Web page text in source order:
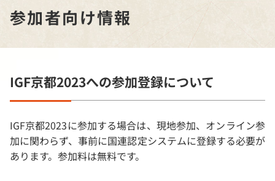
参加者向け情報
IGF京都2023への参加登録について
IGF京都2023に参加する場合は、現地参加、オンライン参
加に関わらず、事前に国連認定システムに登録する必要が
あります。参加料は無料です。